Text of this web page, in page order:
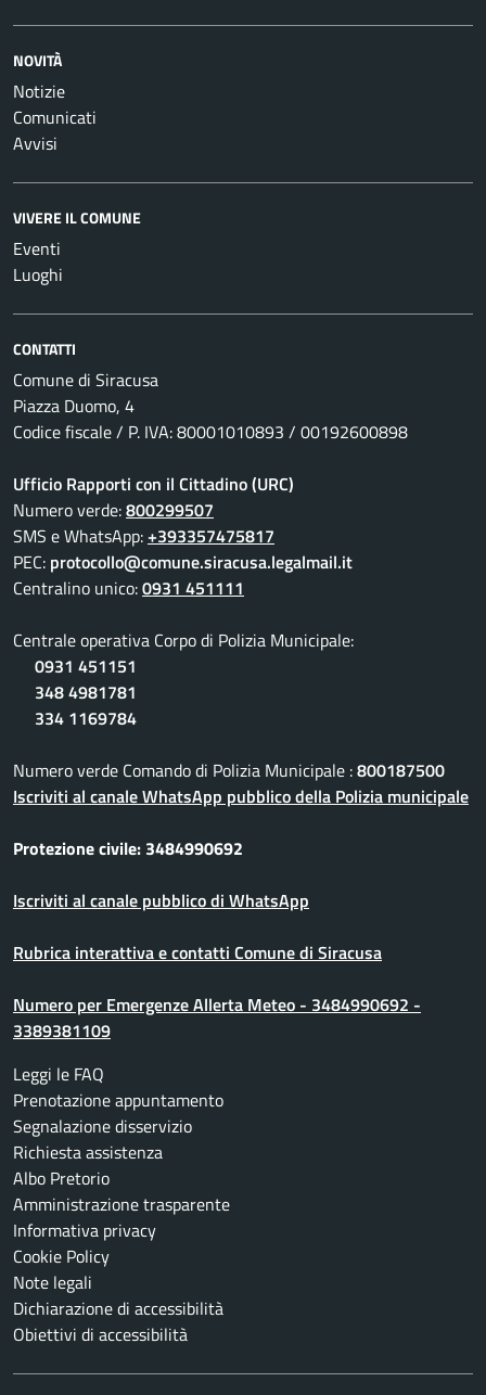
NOVITÀ
Notizie
Comunicati
Avvisi
VIVERE IL COMUNE
Eventi
Luoghi
CONTATTI
Comune di Siracusa
Piazza Duomo, 4
Codice fiscale / P. IVA: 80001010893 / 00192600898
Ufficio Rapporti con il Cittadino (URC)
Numero verde:800299507
SMS e WhatsApp:+393357475817
PEC: protocollo@comune.siracusa.legalmail.it
Centralino unico:0931 451111
Centrale operativa Corpo di Polizia Municipale:
0931 451151
348 4981781
334 1169784
Numero verde Comando di Polizia Municipale :800187500
Iscriviti al canale WhatsApp pubblico della Polizia municipale
Protezione civile: 3484990692
Iscriviti al canale pubblico di WhatsApp
Rubrica interattiva e contatti Comune di Siracusa
Numero per Emergenze Allerta Meteo - 3484990692 -
3389381109
Leggi le FAQ
Prenotazione appuntamento
Segnalazione disservizio
Richiesta assistenza
Albo Pretorio
Amministrazione trasparente
Informativa privacy
Cookie Policy
Note legali
Dichiarazione di accessibilità
Obiettivi di accessibilità